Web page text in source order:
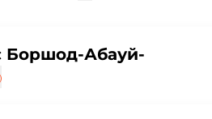
Боршод-Абауй-